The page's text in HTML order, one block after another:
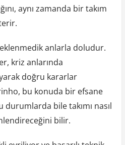
aynı zamanda bir takım
anlarla doludur.
kriz anlarında
doğru kararlar
bu konuda bir efsane
bile takımı nasıl
bilir.